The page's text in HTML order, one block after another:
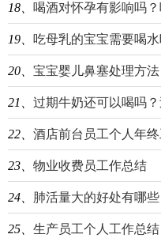
18、 喝酒对怀孕有影响吗
19、 吃母乳的宝宝需要喝
20、 宝宝婴儿鼻塞处理方
21、 过期牛奶还可以喝吗
22、 酒店前台员工个人年
23、 物业收费员工作总结
24、 肺活量大的好处有哪些
25、 生产员工个人工作总结